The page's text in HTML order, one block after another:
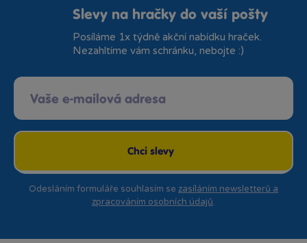
Slevy na hračky do vaší pošty
Posíláme 1x týdně akční nabídku hraček.
Nezahltíme vám schránku, nebojte :)
Chci slevy
Odesláním formuláře souhlasím se zasíláním newsletterů a
zpracováním osobních údajů.